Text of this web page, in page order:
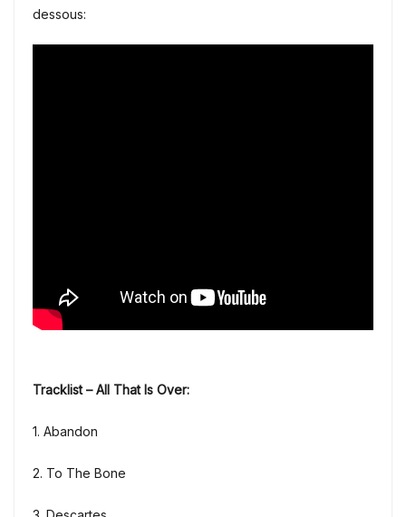
dessous:
Tracklist – All That Is Over:
1. Abandon
2. To The Bone